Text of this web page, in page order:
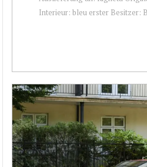
Interieur: bleu erster Besitzer: